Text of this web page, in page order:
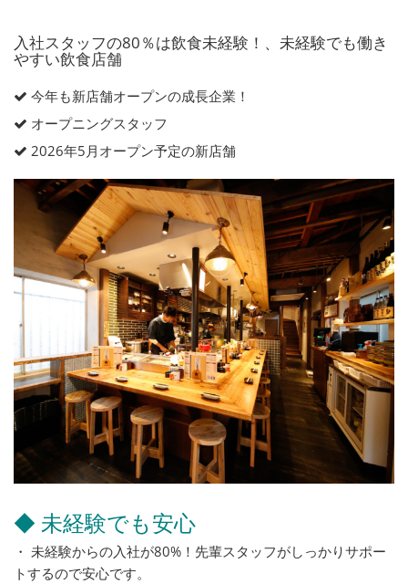
入社スタッフの80％は飲食未経験！、未経験でも働き
やすい飲食店舗
今年も新店舗オープンの成長企業！
オープニングスタッフ
2026年5月オープン予定の新店舗
◆ 未経験でも安心
・ 未経験からの入社が80%！先輩スタッフがしっかりサポー
トするので安心です。